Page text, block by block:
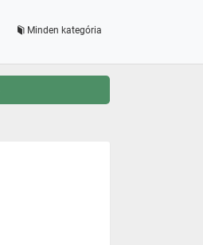
Minden kategória